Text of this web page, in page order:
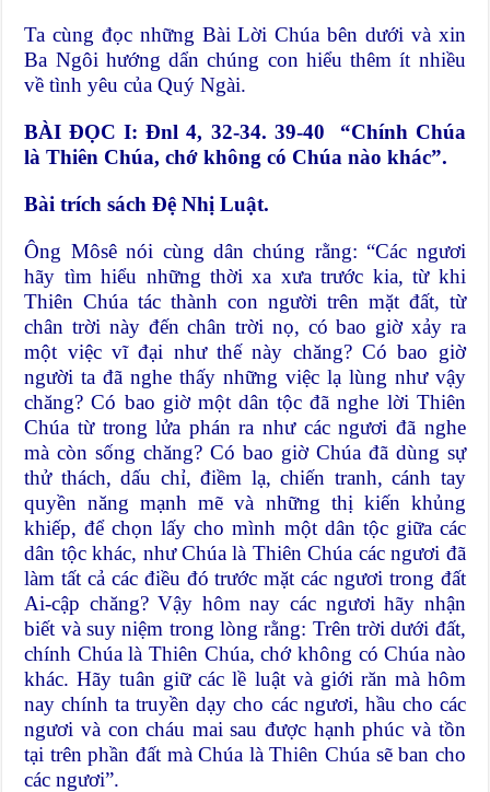
Ta cùng đọc những Bài Lời Chúa bên dưới và xin
Ba Ngôi hướng dẩn chúng con hiểu thêm ít nhiều
về tình yêu của Quý Ngài.
BÀI ĐỌC I: Đnl 4, 32-34. 39-40 “Chính Chúa
là Thiên Chúa, chớ không có Chúa nào khác”.
Bài trích sách Đệ Nhị Luật.
Ông Môsê nói cùng dân chúng rằng: “Các ngươi
hãy tìm hiểu những thời xa xưa trước kia, từ khi
Thiên Chúa tác thành con người trên mặt đất, từ
chân trời này đến chân trời nọ, có bao giờ xảy ra
một việc vĩ đại như thế này chăng? Có bao giờ
người ta đã nghe thấy những việc lạ lùng như vậy
chăng? Có bao giờ một dân tộc đã nghe lời Thiên
Chúa từ trong lửa phán ra như các ngươi đã nghe
mà còn sống chăng? Có bao giờ Chúa đã dùng sự
thử thách, dấu chỉ, điềm lạ, chiến tranh, cánh tay
quyền năng mạnh mẽ và những thị kiến khủng
khiếp, để chọn lấy cho mình một dân tộc giữa các
dân tộc khác, như Chúa là Thiên Chúa các ngươi đã
làm tất cả các điều đó trước mặt các ngươi trong đất
Ai-cập chăng? Vậy hôm nay các ngươi hãy nhận
biết và suy niệm trong lòng rằng: Trên trời dưới đất,
chính Chúa là Thiên Chúa, chớ không có Chúa nào
khác. Hãy tuân giữ các lề luật và giới răn mà hôm
nay chính ta truyền dạy cho các ngươi, hầu cho các
ngươi và con cháu mai sau được hạnh phúc và tồn
tại trên phần đất mà Chúa là Thiên Chúa sẽ ban cho
các ngươi”.